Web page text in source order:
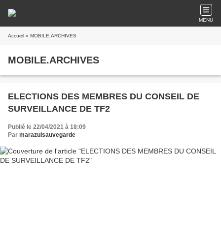
MENU
Accueil » MOBILE.ARCHIVES
MOBILE.ARCHIVES
ELECTIONS DES MEMBRES DU CONSEIL DE
SURVEILLANCE DE TF2
Publié le 22/04/2021 à 18:09
Par marazulsauvegarde